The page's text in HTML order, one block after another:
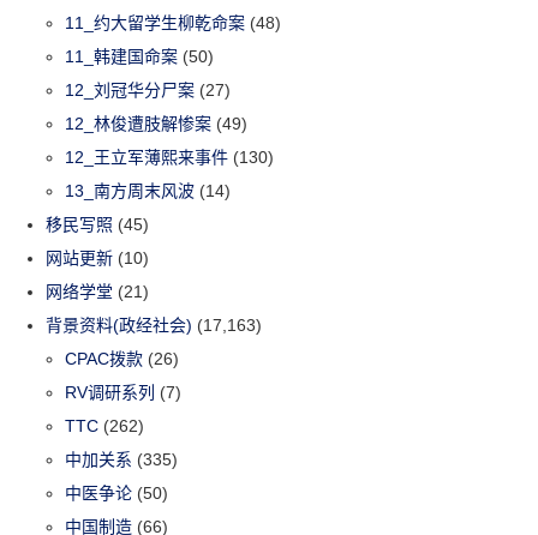
11_约大留学生柳乾命案 (48)
11_韩建国命案 (50)
12_刘冠华分尸案 (27)
12_林俊遭肢解惨案 (49)
12_王立军薄熙来事件 (130)
13_南方周末风波 (14)
移民写照 (45)
网站更新 (10)
网络学堂 (21)
背景资料(政经社会) (17,163)
CPAC拨款 (26)
RV调研系列 (7)
TTC (262)
中加关系 (335)
中医争论 (50)
中国制造 (66)